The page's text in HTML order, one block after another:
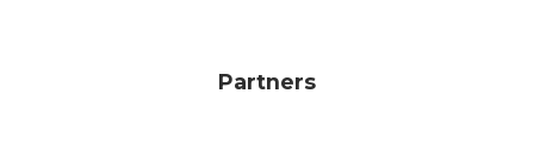
Partners